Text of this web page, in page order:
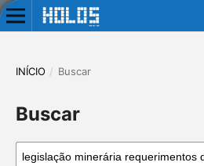
INÍCIO / Buscar
Buscar